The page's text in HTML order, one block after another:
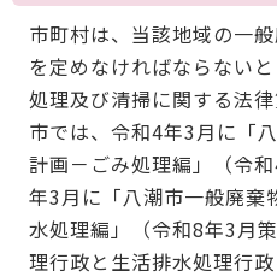
市町村は、当該地域の一
を定めなければならない
処理及び清掃に関する法律
市では、令和4年3月に「
計画－ごみ処理編」（令
年3月に「八潮市一般廃棄
水処理編」（令和8年3月
理行政と生活排水処理行政